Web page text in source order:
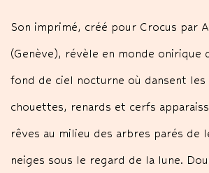
Son imprimé, créé pour Crocus par
(Genève), révèle en monde onirique
fond de ciel nocturne où dansent les
chouettes, renards et cerfs
rêves au milieu des arbres parés de
neiges sous le regard de la lune.